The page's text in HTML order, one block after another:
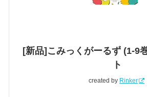
[新品]こみっくがーるず (1-9
ト
created by Rinker